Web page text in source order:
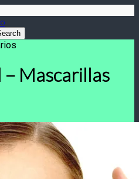
– Mascarillas